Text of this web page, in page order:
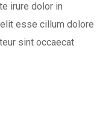
irure dolor in
esse cillum dolore
sint occaecat